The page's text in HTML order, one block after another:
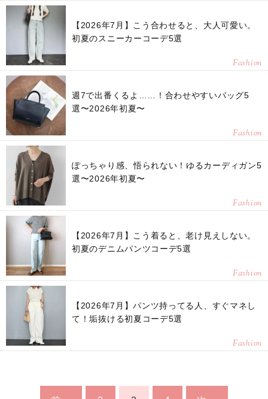
【2026年7月】こう合わせると、大人可愛い。
初夏のスニーカーコーデ5選
Fashion
週7で出番くるよ……！合わせやすいバッグ5
選〜2026年初夏〜
Fashion
ぽっちゃり感、悟られない！ゆるカーディガン5
選〜2026年初夏〜
Fashion
【2026年7月】こう着ると、老け見えしない。
初夏のデニムパンツコーデ5選
Fashion
【2026年7月】パンツ持ってる人、すぐマネし
て！垢抜ける初夏コーデ5選
Fashion